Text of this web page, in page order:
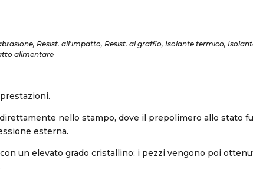
Resist. all'impatto, Resist. al graffio, Isolante termico,
alimentare
nello stampo, dove il prepolimero allo stato
esterna.
un elevato grado cristallino; i pezzi vengono poi